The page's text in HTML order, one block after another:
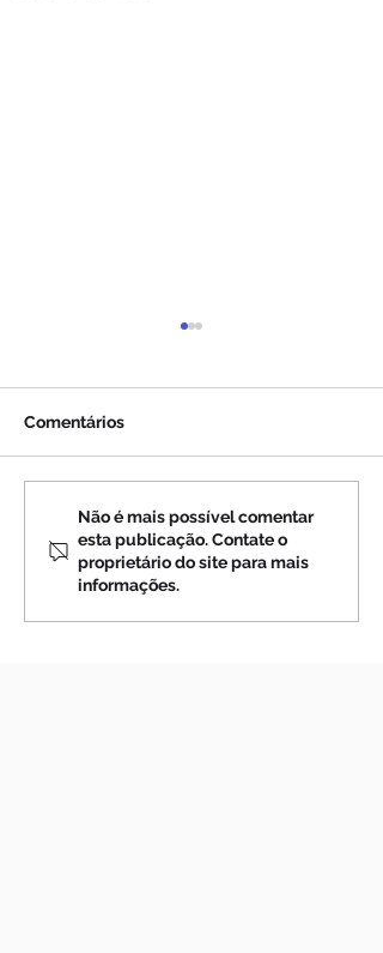
Profecias sobre a Rússia
(4)
Comentários
Não é mais possível comentar
esta publicação. Contate o
proprietário do site para mais
informações.